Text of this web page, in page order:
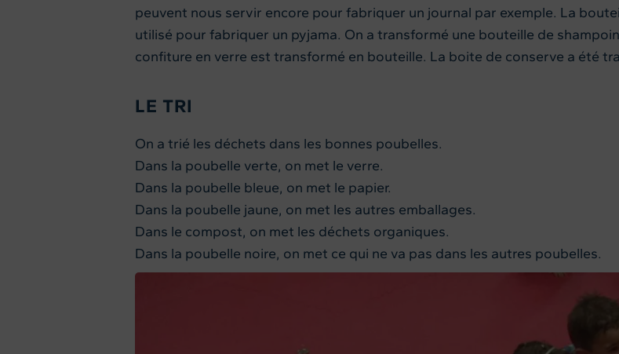
peuvent nous servir encore pour fabriquer un journal par exemple. La
utilisé pour fabriquer un pyjama. On a transformé une bouteille de
confiture en verre est transformé en bouteille. La boite de conserve a été
LE TRI
On a trié les déchets dans les bonnes poubelles.
Dans la poubelle verte, on met le verre.
Dans la poubelle bleue, on met le papier.
Dans la poubelle jaune, on met les autres emballages.
Dans le compost, on met les déchets organiques.
Dans la poubelle noire, on met ce qui ne va pas dans les autres poubelles.